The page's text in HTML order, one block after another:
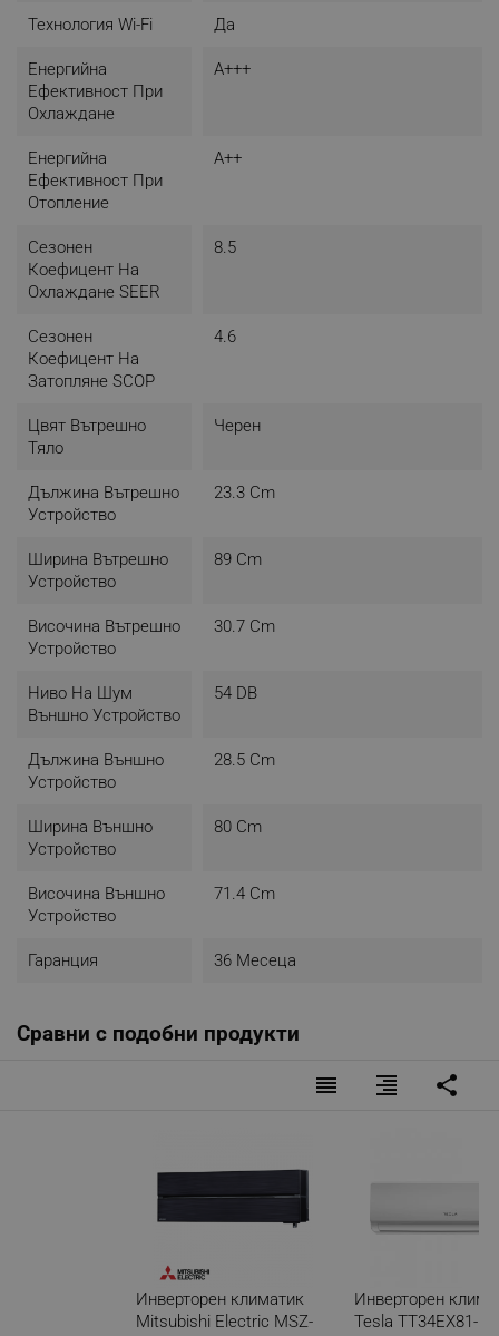
Технология Wi-Fi Да
Енергийна
Ефективност При
Охлаждане
A+++
Енергийна
Ефективност При
Отопление
A++
Сезонен
Коефицент На
Охлаждане SEER
8.5
Сезонен
Коефицент На
Затопляне SCOP
4.6
Цвят Вътрешно
Тяло
Черен
Дължина Вътрешно
Устройство
23.3 Cm
Ширина Вътрешно
Устройство
89 Cm
Височина Вътрешно
Устройство
30.7 Cm
Ниво На Шум
Външно Устройство
54 DB
Дължина Външно
Устройство
28.5 Cm
Ширина Външно
Устройство
80 Cm
Височина Външно
Устройство
71.4 Cm
Гаранция 36 Месеца
Сравни с подобни продукти
reorder format_align_right share
Инверторен климатик
Mitsubishi Electric MSZ-
Инверторен
Tesla TT34EX81-